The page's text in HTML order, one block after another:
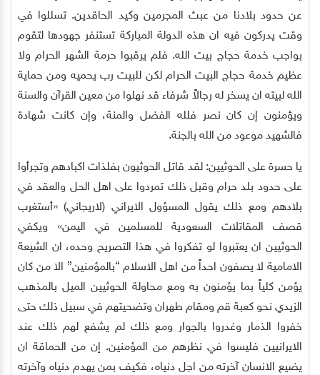
عن حدود بلادنا من عبث المجرمين وكيد الحاقدين. تسللوا في
وقت يدركون فيه ان هذه الدولة المباركة تستنفر جهودها لتقوم
بواجب خدمة حجاج بيت الله. فلم يرقبوا حرمة الشهر الحرام ولا
عظيم خدمة حجاج البيت الحرام لكن للبيت رب يحميه ومن حماية
الله لبيته ان يسخر له رجالاً شرفاء قد نهلوا من معين القرآن والسنة
ويؤمنون إن كان نصر فلله الفضل والمنة، وإن كانت شهادة
فالشهيد موعود من الله بالجنة.
يا حسرة على الحوثيين: لقد قاتل الحوثيون بفلذات اكبادهم وتجرأوا
على حدود بلد حرام وقبل ذلك تمردوا على اهل الحل والعقد في
بلادهم ومع ذلك يقول المسؤول الايراني (لاريجاني) «أستغرب
قصف المقاتلات السعودية للمسلمين في اليمن» ويكفي
الحوثيين ان يعتبروا لو تفكروا في هذا التصريح وحده، ان الشيعة
الامامية لا يصفون احداً من اهل الاسلام “بالمؤمنين” الا من كان
يؤمن كلياً بما يؤمنون به ومع محاولة الحوثيين الميل بالمذهب
الزيدي نحو كعبة قم ومقام طهران وتضحيتهم في سبيل ذلك حتى
خفروا الذمار وغدروا بالجوار ومع ذلك لم يشفع لهم ذلك عند
الايرانيين فليسوا في نظرهم من المؤمنين. إن من الحماقة ان
يضيع الانسان آخرته من اجل دنياه، فكيف بمن يهدم دنياه وآخرته